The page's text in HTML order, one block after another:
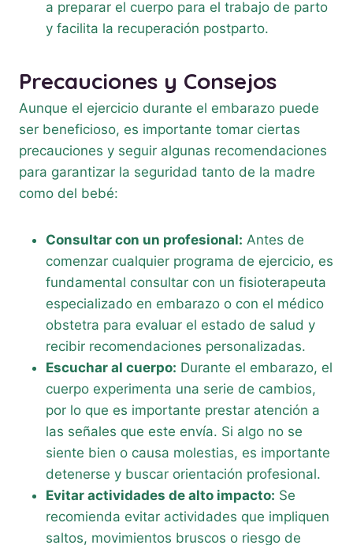
a preparar el cuerpo para el trabajo de parto
y facilita la recuperación postparto.
Precauciones y Consejos
Aunque el ejercicio durante el embarazo puede
ser beneficioso, es importante tomar ciertas
precauciones y seguir algunas recomendaciones
para garantizar la seguridad tanto de la madre
como del bebé:
Consultar con un profesional: Antes de
comenzar cualquier programa de ejercicio, es
fundamental consultar con un fisioterapeuta
especializado en embarazo o con el médico
obstetra para evaluar el estado de salud y
recibir recomendaciones personalizadas.
Escuchar al cuerpo: Durante el embarazo, el
cuerpo experimenta una serie de cambios,
por lo que es importante prestar atención a
las señales que este envía. Si algo no se
siente bien o causa molestias, es importante
detenerse y buscar orientación profesional.
Evitar actividades de alto impacto: Se
recomienda evitar actividades que impliquen
saltos, movimientos bruscos o riesgo de